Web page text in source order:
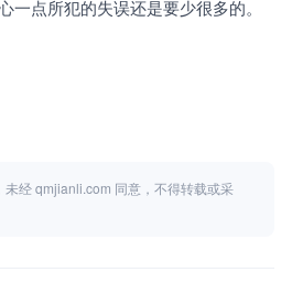
一点所犯的失误还是要少很多的。
经 qmjianli.com 同意，不得转载或采